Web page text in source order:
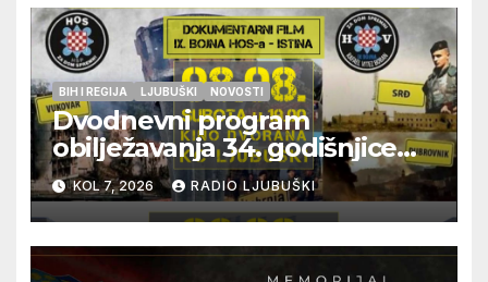
BIH I REGIJA LJUBUŠKI NOVOSTI
Dvodnevni program
obilježavanja 34. godišnjice
pogibije generala Blaža
Kraljevića i osmorice
pripadnika HOS-a
KOL 7, 2026 RADIO LJUBUŠKI